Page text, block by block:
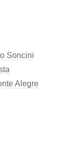
Soncini
Alegre